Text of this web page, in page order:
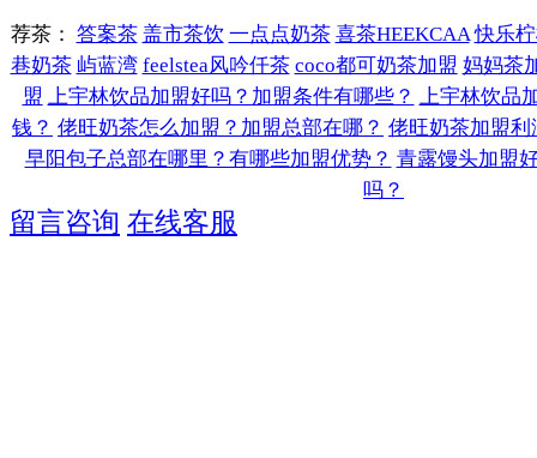
荐茶： 答案茶 盖市茶饮 一点点奶茶 喜茶HEEKCAA 快乐
巷奶茶 屿蓝湾 feelstea风吟仟茶 coco都可奶茶加盟 妈妈茶
盟 上宇林饮品加盟好吗？加盟条件有哪些？ 上宇林饮品
钱？ 佬旺奶茶怎么加盟？加盟总部在哪？ 佬旺奶茶加盟
早阳包子总部在哪里？有哪些加盟优势？ 青露馒头加盟
吗？
留言咨询 在线客服